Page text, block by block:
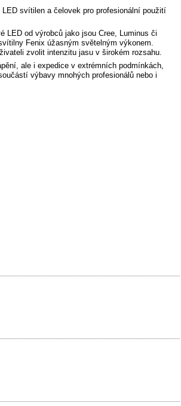
svítilen a čelovek pro profesionální použití
od výrobců jako jsou Cree, Luminus či
Fenix úžasným světelným výkonem.
zvolit intenzitu jasu v širokém rozsahu.
ale i expedice v extrémních podmínkách,
výbavy mnohých profesionálů nebo i